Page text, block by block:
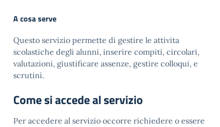
A cosa serve
Questo servizio permette di gestire le attivita
scolastiche degli alunni, inserire compiti, circolari,
valutazioni, giustificare assenze, gestire colloqui, e
scrutini.
Come si accede al servizio
Per accedere al servizio occorre richiedere o essere